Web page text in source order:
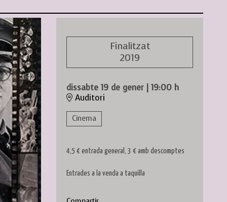
Finalitzat
2019
dissabte 19 de gener | 19:00 h
Auditori
Cinema
4,5 € entrada general, 3 € amb descomptes
Entrades a la venda a taquilla